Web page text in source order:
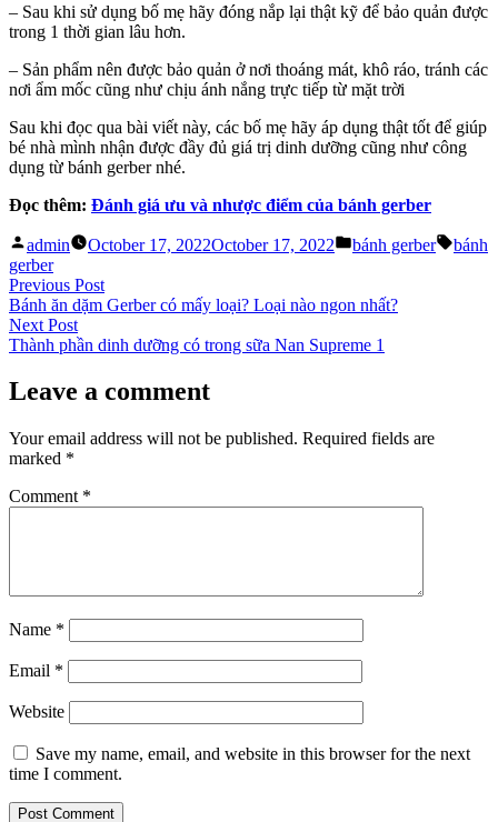
– Sau khi sử dụng bố mẹ hãy đóng nắp lại thật kỹ để bảo quản được
trong 1 thời gian lâu hơn.
– Sản phẩm nên được bảo quản ở nơi thoáng mát, khô ráo, tránh các
nơi ẩm mốc cũng như chịu ánh nắng trực tiếp từ mặt trời
Sau khi đọc qua bài viết này, các bố mẹ hãy áp dụng thật tốt để giúp
bé nhà mình nhận được đầy đủ giá trị dinh dưỡng cũng như công
dụng từ bánh gerber nhé.
Đọc thêm: Đánh giá ưu và nhược điểm của bánh gerber
Posted
by
admin October 17, 2022October 17, 2022
Posted
bánh gerber Tags:
bánh
gerber
Post
navigation
Previous PostPrevious
post:
Bánh ăn dặm Gerber có mấy loại? Loại nào ngon nhất?
Next PostNext
post:
Thành phần dinh dưỡng có trong sữa Nan Supreme 1
Leave a comment
Your email address will not be published. Required fields are
marked *
Comment *
Name *
Email *
Website
Save my name, email, and website in this browser for the next
time I comment.